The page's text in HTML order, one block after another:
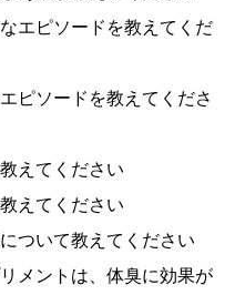
エピソードを教えてくだ
ピソードを教えてくださ
えてください
えてください
ついて教えてください
メントは、体臭に効果が